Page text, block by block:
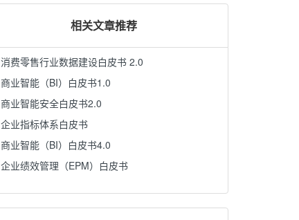
相关文章推荐
消费零售行业数据建设白皮书 2.0
商业智能（BI）白皮书1.0
商业智能安全白皮书2.0
企业指标体系白皮书
商业智能（BI）白皮书4.0
企业绩效管理（EPM）白皮书